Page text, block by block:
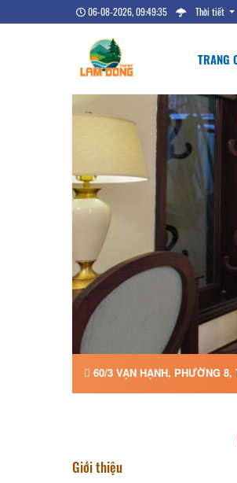
06-08-2026, 09:49:36 Thời tiết
TRANG
60/3 VẠN HẠNH, PHƯỜNG
Giới thiệu